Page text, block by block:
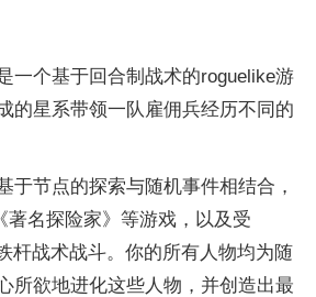
个基于回合制战术的roguelike游
的星系带领一队雇佣兵经历不同的
节点的探索与随机事件相结合，
著名探险家》等游戏，以及受
杆战术战斗。你的所有人物均为随
所欲地进化这些人物，并创造出最